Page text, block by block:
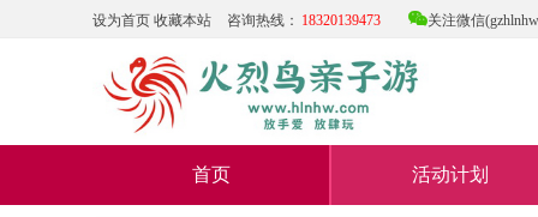
设为首页 收藏本站 咨询热线： 18320139473 关注微信
首页 活动计划